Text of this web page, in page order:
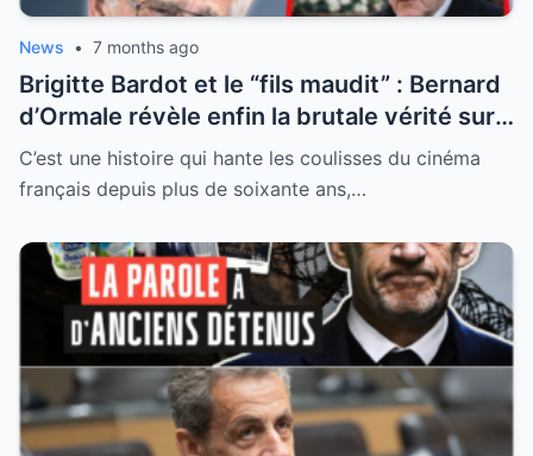
News • 7 months ago
Brigitte Bardot et le “fils maudit” : Bernard
d’Ormale révèle enfin la brutale vérité sur
une maternité sacrifiée
C’est une histoire qui hante les coulisses du cinéma
français depuis plus de soixante ans,…